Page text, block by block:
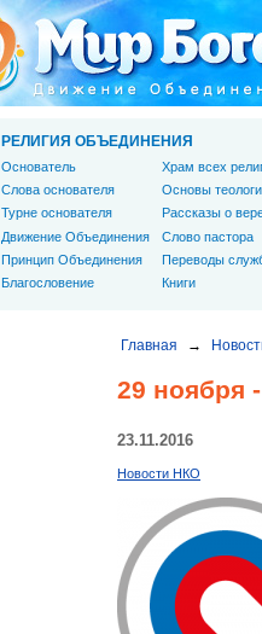
Главная →
29 ноября
23.11.2016
Новости НКО
РЕЛИГИЯ ОБЪЕДИНЕНИЯ
Основатель
Слова основателя
Турне основателя
Движение Объединения
Принцип Объединения
Благословение
Храм всех
Основы
Рассказы о
Слово пастора
Переводы
Книги